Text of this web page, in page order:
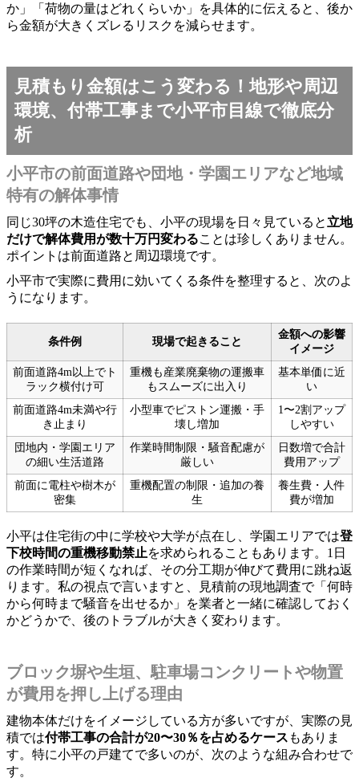
か」「荷物の量はどれくらいか」を具体的に伝えると、後か
ら金額が大きくズレるリスクを減らせます。
見積もり金額はこう変わる！地形や周辺
環境、付帯工事まで小平市目線で徹底分
析
小平市の前面道路や団地・学園エリアなど地域
特有の解体事情
同じ30坪の木造住宅でも、小平の現場を日々見ていると 立地
だけで解体費用が数十万円変わることは珍しくありません。
ポイントは前面道路と周辺環境です。
小平市で実際に費用に効いてくる条件を整理すると、次のよ
うになります。
条件例 現場で起きること
金額への影響
イメージ
前面道路4m以上でト
ラック横付け可
重機も産業廃棄物の運搬車
もスムーズに出入り
基本単価に近
い
前面道路4m未満や行
き止まり
小型車でピストン運搬・手
壊し増加
1〜2割アップ
しやすい
団地内・学園エリア
の細い生活道路
作業時間制限・騒音配慮が
厳しい
日数増で合計
費用アップ
前面に電柱や樹木が
密集
重機配置の制限・追加の養
生
養生費・人件
費が増加
小平は住宅街の中に学校や大学が点在し、学園エリアでは登
下校時間の重機移動禁止を求められることもあります。1日
の作業時間が短くなれば、その分工期が伸びて費用に跳ね返
ります。私の視点で言いますと、見積前の現地調査で「何時
から何時まで騒音を出せるか」を業者と一緒に確認しておく
かどうかで、後のトラブルが大きく変わります。
ブロック塀や生垣、駐車場コンクリートや物置
が費用を押し上げる理由
建物本体だけをイメージしている方が多いですが、実際の見
積では付帯工事の合計が20〜30％を占めるケース もありま
す。特に小平の戸建てで多いのが、次のような組み合わせで
す。